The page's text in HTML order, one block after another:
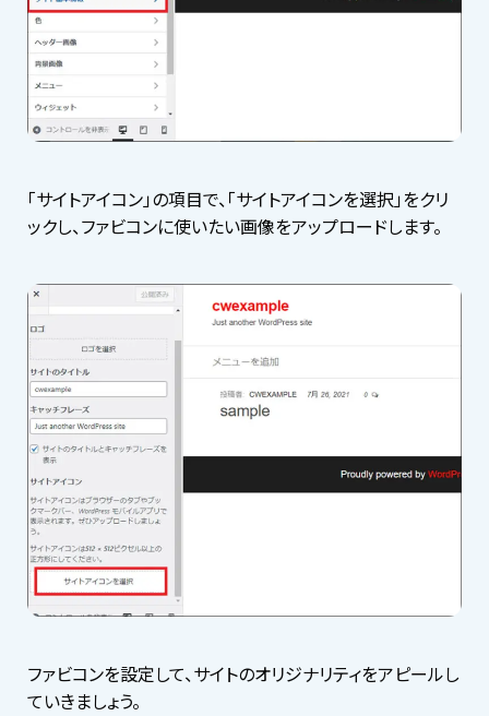
「サイトアイコン」の項目で、「サイトアイコンを選択」をクリ
ックし、ファビコンに使いたい画像をアップロードします。
ファビコンを設定して、サイトのオリジナリティをアピールし
ていきましょう。